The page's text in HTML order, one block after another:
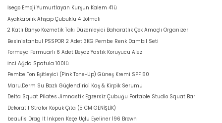
İsego Emoji Yumurtlayan Kurşun Kalem 4'lü
Ayakkabılık Ahşap Çubuklu 4 Bölmeli
2 Katlı Banyo Kozmetik Takı Düzenleyici Baharatlık Çok Amaçlı Organizer
Besinistanbul PSSPOR 2 Adet 3KG Pembe Renk Dambıl Seti
Formeya Fermuarlı 6 Adet Beyaz Yastık Koruyucu Alez
İnci Ağda Spatula 100lü
Pembe Ton Eşitleyici (Pink Tone-Up) Güneş Kremi SPF 50
Maru.Derm Su Bazlı Güçlendirici Kaş & Kirpik Serumu
Delta Squat Pilates Jimnastik Egzersiz Çubuğu Portable Studio Squat Bar
Dekoratif Strafor Köpük Çıta (5 CM GENİŞLİK)
beaulis Drag It Inkpen Keçe Uçlu Eyeliner 196 Brown